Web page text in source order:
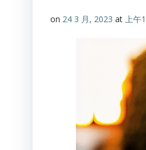
on 24 3 月, 2023 at 上午